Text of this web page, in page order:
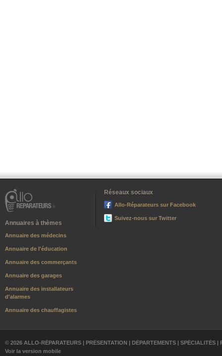
Annuaires à thèmes
Annuaire des médecins
Annuaire de l'éducation
Annuaire des commerçants
Annuaire des garages
Annuaire des installateurs
d'alarmes
Annuaire des chauffagistes
Réseaux sociaux
Allo-Réparateurs sur Facebook
Suivez-nous sur Twitter
© 2026 ALLO-RÉPARATEURS | PRÉSENTATION | DÉPARTEMENTS | SPÉCIALITÉS |
Voir la version mobile